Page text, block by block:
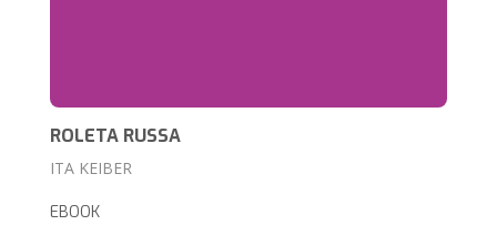
ROLETA RUSSA
ITA KEIBER
EBOOK